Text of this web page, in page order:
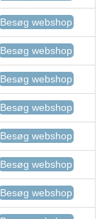
Besøg webshop
Besøg webshop
Besøg webshop
Besøg webshop
Besøg webshop
Besøg webshop
Besøg webshop